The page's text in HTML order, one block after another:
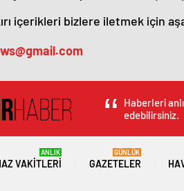
içerikleri bizlere iletmek için
Haberleri
edebilirsiniz.
VAKITLERI
ANLIK
GAZETELER
GÜNLÜK